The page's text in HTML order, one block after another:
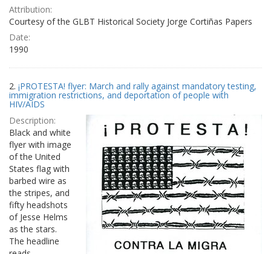
Attribution:
Courtesy of the GLBT Historical Society Jorge Cortiñas Papers
Date:
1990
2. ¡PROTESTA! flyer: March and rally against mandatory testing,
immigration restrictions, and deportation of people with
HIV/AIDS
Description:
Black and white
flyer with image
of the United
States flag with
barbed wire as
the stripes, and
fifty headshots
of Jesse Helms
as the stars.
The headline